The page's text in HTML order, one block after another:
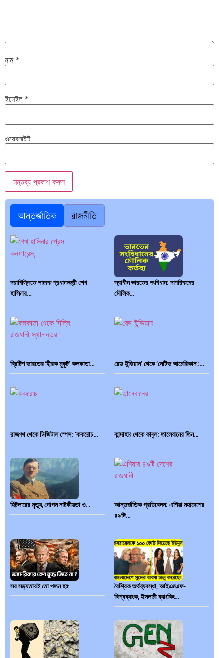
নাম *
ইমেইল *
ওয়েবসাইট
আন্তর্জাতিক রাজনীতি
নয়াদিল্লিতে সাবেক প্রধানমন্ত্রী শেখ
হাসিনার…
স্বাধীন ভারতের সংবিধান: নাগরিকদের
মৌলিক…
ব্রিটিশ ভারতের ‘হীরক মুকুট’ কলকাতা… রেড ইন্ডিয়ান’ থেকে ‘নেটিভ আমেরিকান’:…
রাজপথ থেকে ডিজিটাল স্পেস: ‘ককরোচ… কান্দাহার থেকে কাবুল: তালেবানের তিন…
হিটলারের মৃত্যু, গোপন নাটকীয়তা ও…
আন্তর্জাতিক প্রতিবেদন: এশিয়া মহাদেশের
৪৯টি…
সব সভ্যতারই তো পতন হয়:…
বৈশ্বিক অর্থব্যবস্থা, আইএমএফ-
বিশ্বব্যাংক, ইসলামী ব্যাংকিং…